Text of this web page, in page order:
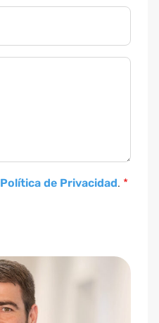
Política de Privacidad. *